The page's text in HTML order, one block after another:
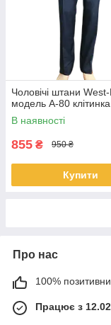
Чоловічі штани
модель A-80 клітинка
В наявності
855 ₴ 950 ₴
Купити
Про нас
100%
Працює з